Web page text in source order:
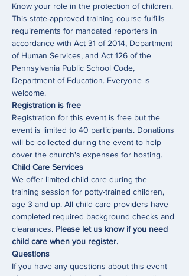
Know your role in the protection of children.
This state-approved training course fulfills
requirements for mandated reporters in
accordance with Act 31 of 2014, Department
of Human Services, and Act 126 of the
Pennsylvania Public School Code,
Department of Education. Everyone is
welcome.
Registration is free
Registration for this event is free but the
event is limited to 40 participants. Donations
will be collected during the event to help
cover the church's expenses for hosting.
Child Care Services
We offer limited child care during the
training session for potty-trained children,
age 3 and up. All child care providers have
completed required background checks and
clearances. Please let us know if you need
child care when you register.
Questions
If you have any questions about this event